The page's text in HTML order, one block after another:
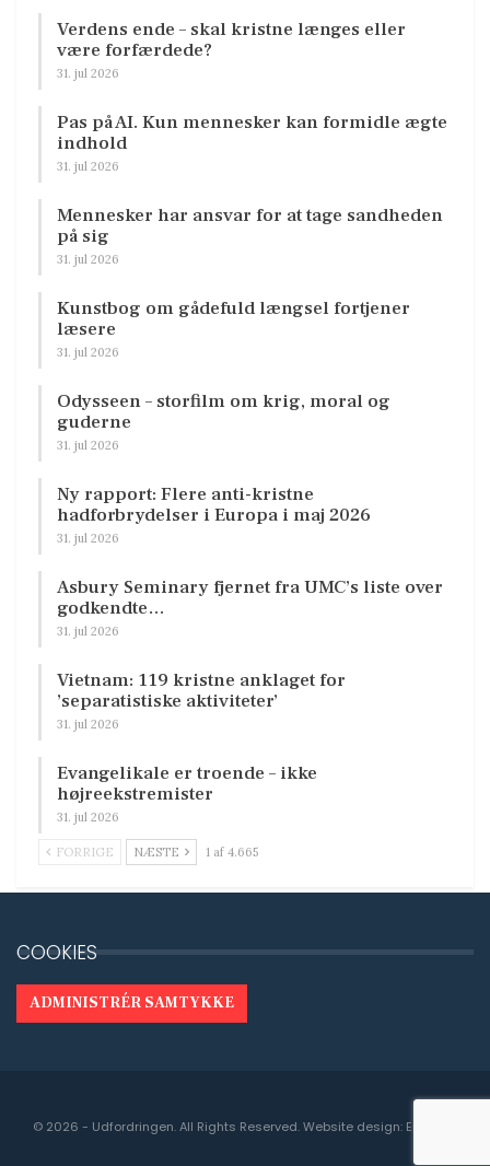
Verdens ende – skal kristne længes eller
være forfærdede?
31. jul 2026
Pas på AI. Kun mennesker kan formidle ægte
indhold
31. jul 2026
Mennesker har ansvar for at tage sandheden
på sig
31. jul 2026
Kunstbog om gådefuld længsel fortjener
læsere
31. jul 2026
Odysseen – storfilm om krig, moral og
guderne
31. jul 2026
Ny rapport: Flere anti-kristne
hadforbrydelser i Europa i maj 2026
31. jul 2026
Asbury Seminary fjernet fra UMC’s liste over
godkendte…
31. jul 2026
Vietnam: 119 kristne anklaget for
’separatistiske aktiviteter’
31. jul 2026
Evangelikale er troende – ikke
højreekstremister
31. jul 2026
FORRIGE NÆSTE 1 af 4.665
COOKIES
ADMINISTRÉR SAMTYKKE
© 2026 - Udfordringen. All Rights Reserved.Website design: Engedal